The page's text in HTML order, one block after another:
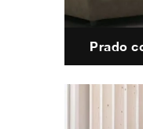
Prado